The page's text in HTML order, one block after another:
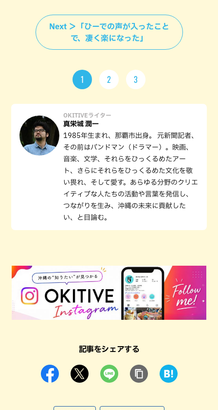
Next ＞「ひーでの声が入ったこと
で、凄く楽になった」
1 2 3
OKITIVEライター
真栄城 潤一
1985年生まれ、那覇市出身。 元新聞記者、
その前はバンドマン（ドラマー）。映画、
音楽、文学、それらをひっくるめたアー
ト、さらにそれらをひっくるめた文化を敬
い畏れ、そして愛す。あらゆる分野のクリエ
イティブな人たちの活動や言葉を発信し、
つながりを生み、沖縄の未来に貢献した
い、と目論む。
記事をシェアする